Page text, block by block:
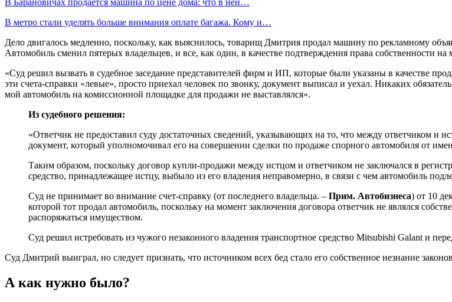
В Барановичах продается машина по цене дома: что в ней…
В метро стали уделять больше внимания оплате багажа. Кому и…
Дело двигалось медленно, поскольку, как выяснилось, товарищ Дмитрия продал машину по рекламному
Автомобиль сменил пятерых владельцев, и все, как один, в качестве подтверждения права собственности
«Суд решил вызвать в судебное заседание представителей фирм и ИП, которые были указаны в качестве
эти счета-справки «левые», просто приехал человек по звонку, документ выписал и уехал. Никаких
мой автомобиль на комиссионной площадке для продажи не выставлялся».
Из судебного решения:
«Ответчик не предоставил суду достаточных сведений, указывающих на то, что между ответчиком и
документ, который уполномочивал его на совершении сделки по продаже спорного автомобиля от
Таким образом, поскольку договор купли-продажи между истцом и ответчиком не заключался в
средство, принадлежащее истцу, выбыло из его владения неправомерно, в связи с чем автомобиль
Суд не принимает во внимание счет-справку (от последнего владельца. – Прим. Автобизнеса) от 10
которой тот продал автомобиль, поскольку на момент заключения договора ответчик не являлся
распоряжаться имуществом.
Суд решил истребовать из чужого незаконного владения транспортное средство Mitsubishi Galant и
Суд Дмитрий выиграл, но следует признать, что источником всех бед стало его собственное незнание
А как нужно было?